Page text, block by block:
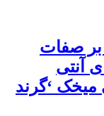
بر صفات
آنتی
میخک ‘گرند